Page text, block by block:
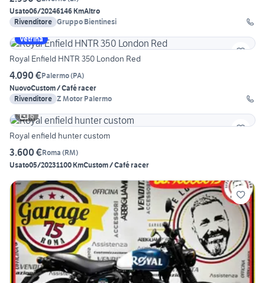
Usato06/20246146 KmAltro
Rivenditore Gruppo Bientinesi
Vetrina
Royal Enfield HNTR 350 London Red
4.090 €Palermo(PA)
NuovoCustom / Café racer
Rivenditore Z Motor Palermo
6
Royal enfield hunter custom
3.600 €Roma (RM)
Usato05/20231100 KmCustom / Café racer